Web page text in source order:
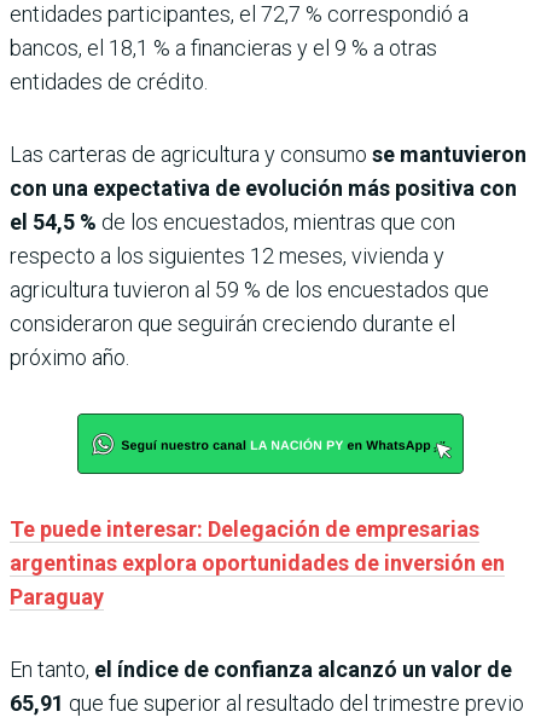
entidades participantes, el 72,7 % correspondió a
bancos, el 18,1 % a financieras y el 9 % a otras
entidades de crédito.
Las carteras de agricultura y consumo se mantuvieron
con una expectativa de evolución más positiva con
el 54,5 % de los encuestados, mientras que con
respecto a los siguientes 12 meses, vivienda y
agricultura tuvieron al 59 % de los encuestados que
consideraron que seguirán creciendo durante el
próximo año.
Te puede interesar: Delegación de empresarias
argentinas explora oportunidades de inversión en
Paraguay
En tanto, el índice de confianza alcanzó un valor de
65,91 que fue superior al resultado del trimestre previo